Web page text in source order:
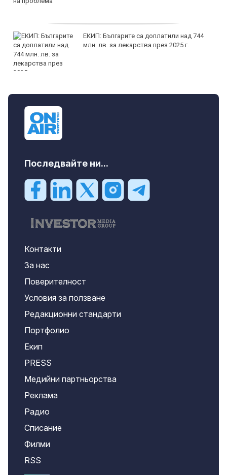
ЕКИП: Българите са доплатили над 744
млн. лв. за лекарства през 2025 г.
Последвайте ни...
Контакти
За нас
Поверителност
Условия за ползване
Редакционни стандарти
Портфолио
Екип
PRESS
Медийни партньорства
Реклама
Радио
Списание
Филми
RSS